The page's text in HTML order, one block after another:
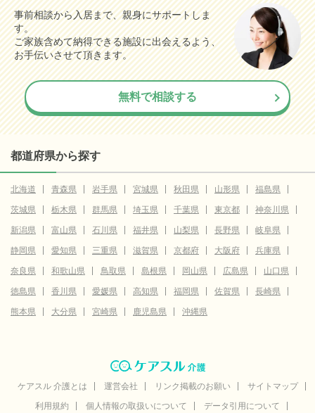
事前相談から入居まで、親身にサポートしま
す。
ご家族含めて納得できる施設に出会えるよう、
お手伝いさせて頂きます。
無料で相談する
都道府県から探す
北海道 青森県 岩手県 宮城県 秋田県 山形県
福島県
茨城県
栃木県 群馬県 埼玉県 千葉県 東京都
神奈川県
新潟県
富山県 石川県 福井県 山梨県 長野県
岐阜県
静岡県
愛知県 三重県 滋賀県 京都府 大阪府
兵庫県
奈良県
和歌山県 鳥取県 島根県 岡山県 広島県
山口県
徳島県
香川県 愛媛県 高知県 福岡県 佐賀県
長崎県
熊本県
大分県 宮崎県 鹿児島県 沖縄県
ケアスル 介護とは 運営会社 リンク掲載のお願い
サイトマップ
利用規約
個人情報の取扱いについて データ引用について